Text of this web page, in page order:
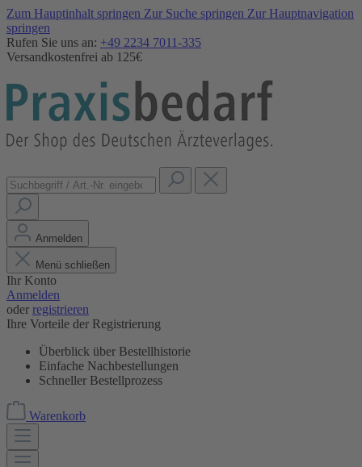
Zum Hauptinhalt springen Zur Suche springen Zur Hauptnavigation
springen
Rufen Sie uns an: +49 2234 7011-335
Versandkostenfrei ab 125€
Anmelden
Menü schließen
Ihr Konto
Anmelden
oder registrieren
Ihre Vorteile der Registrierung
Überblick über Bestellhistorie
Einfache Nachbestellungen
Schneller Bestellprozess
Warenkorb